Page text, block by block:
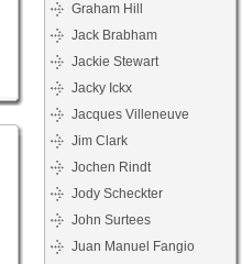
Graham Hill
Jack Brabham
Jackie Stewart
Jacky Ickx
Jacques Villeneuve
Jim Clark
Jochen Rindt
Jody Scheckter
John Surtees
Juan Manuel Fangio